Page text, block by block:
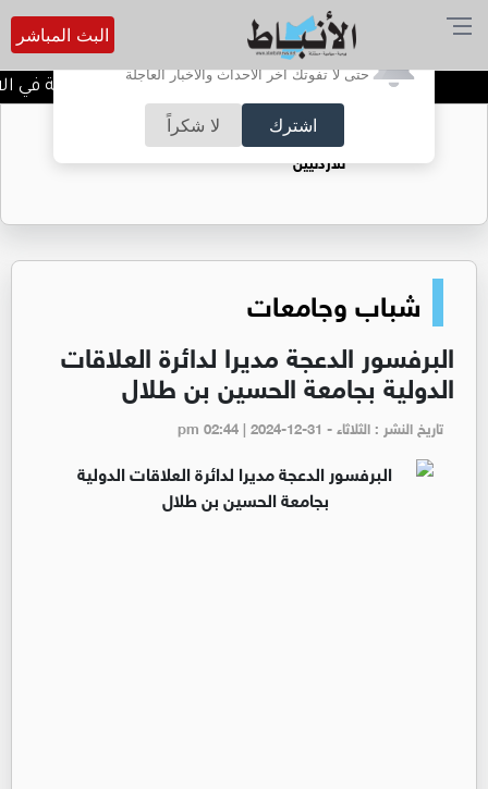
أترغب في تفعيل الإشعارات؟
حتى لا تفوتك آخر الأحداث والأخبار العاجلة
اشترك لا شكراً
البث المباشر
بلاغ مرتقب بعطلة رسمية في
حقل الريشة حين يتحول الغاز إلى فرص عمل
للأردنيين
شباب وجامعات
البرفسور الدعجة مديرا لدائرة العلاقات
الدولية بجامعة الحسين بن طلال ‏
تاريخ النشر : الثلاثاء - pm 02:44 | 2024-12-31